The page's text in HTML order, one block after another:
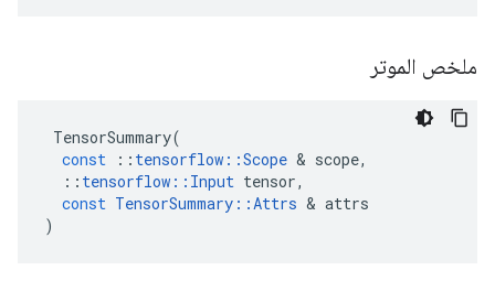
ملخص الموتر
TensorSummary(
const
:: tensorflow ::Scope & scope,
:: tensorflow :: Input tensor,
const TensorSummary ::Attrs & attrs
)